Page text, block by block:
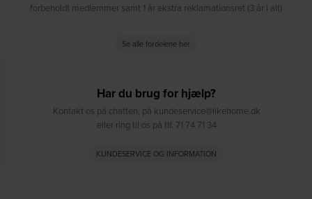
forbeholdt medlemmer samt 1 år ekstra reklamationsret (3 år i alt)
Se alle fordelene her
Har du brug for hjælp?
Kontakt os på chatten, på kundeservice@likehome.dk
eller ring til os på tlf. 71 74 71 34
KUNDESERVICE OG INFORMATION